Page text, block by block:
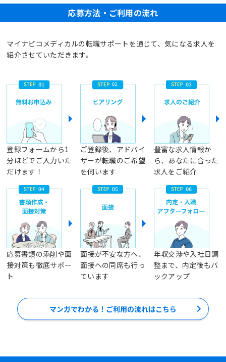
応募方法・ご利用の流れ
マイナビコメディカルの転職サポートを通じて、気になる求人を
紹介させていただきます。
登録フォームから1
分ほどでご入力いた
だけます！
ご登録後、アドバイ
ザーが転職のご希望
を伺います
豊富な求人情報か
ら、あなたに合った
求人をご紹介
応募書類の添削や面
接対策も徹底サポー
ト
面接が不安な方へ、
面接への同席も行っ
ています
年収交渉や入社日調
整まで、内定後もバ
ックアップ
マンガでわかる！ご利用の流れはこちら